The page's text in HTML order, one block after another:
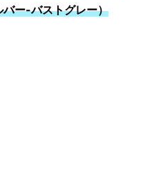
ー-バストグレー）